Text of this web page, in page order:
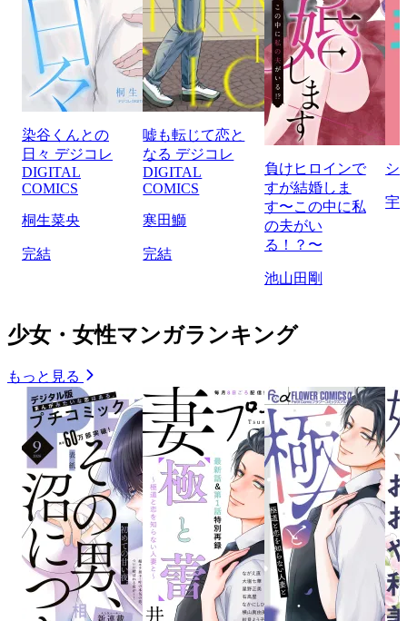
染谷くんとの
日々 デジコレ
DIGITAL
COMICS
桐生菜央
完結
嘘も転じて恋と
なる デジコレ
DIGITAL
COMICS
寒田鰤
完結
負けヒロインで
すが結婚しま
す〜この中に私
の夫がい
る！？〜
池山田剛
シ
宇
少女・女性マンガランキング
もっと見る